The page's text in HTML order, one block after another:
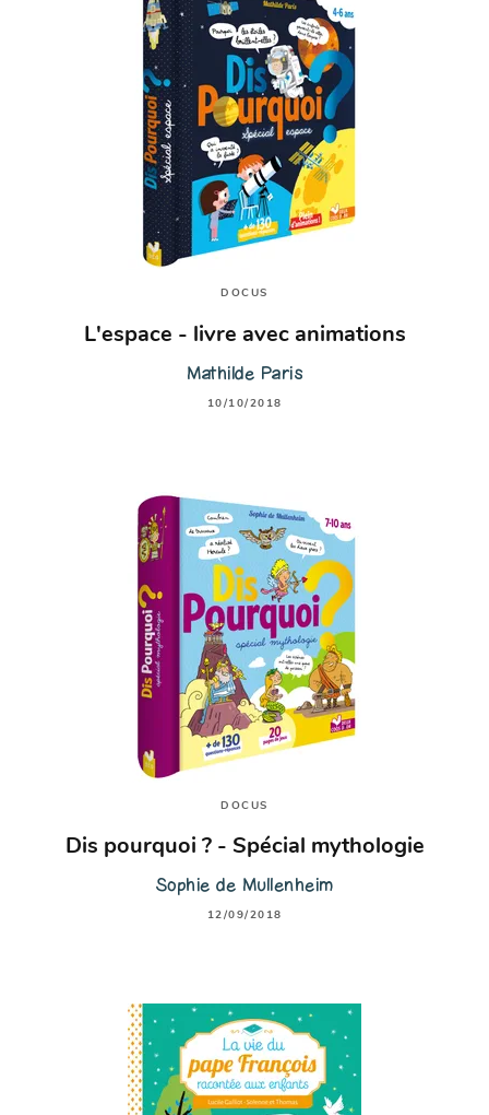
DOCUS
L'espace - livre avec animations
Mathilde Paris
10/10/2018
DOCUS
Dis pourquoi ? - Spécial mythologie
Sophie de Mullenheim
12/09/2018